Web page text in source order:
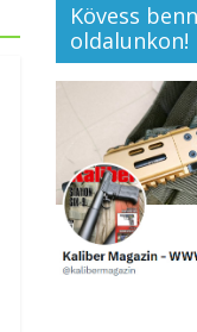
Kövess
oldalunkon!